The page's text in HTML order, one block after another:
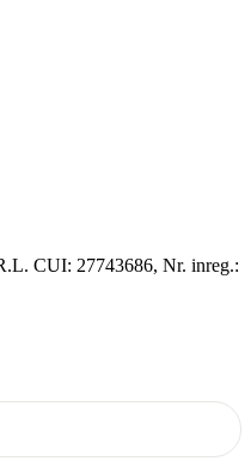
CUI: 27743686, Nr. inreg.: